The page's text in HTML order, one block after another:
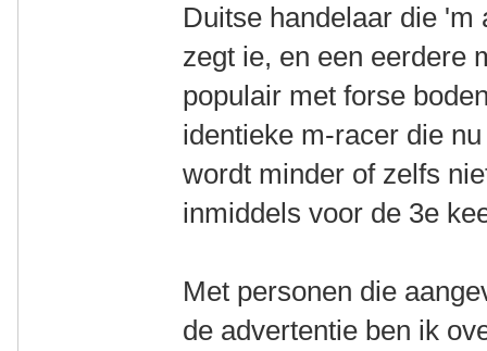
Duitse handelaar die 'm
zegt ie, en een eerdere
populair met forse
identieke m-racer die
wordt minder of zelfs
inmiddels voor de 3e
Met personen die
de advertentie ben ik